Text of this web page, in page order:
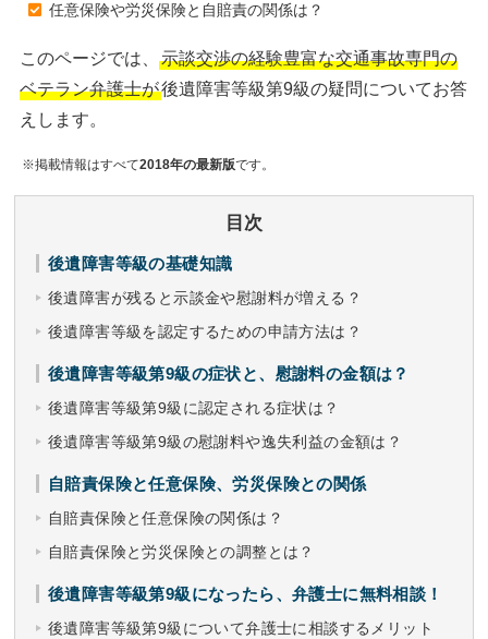
任意保険や労災保険と自賠責の関係は？
このページでは、
示談交渉の経験豊富な交通事故専門の
ベテラン弁護士が後遺障害等級第9級の疑問についてお答
えします。
※掲載情報はすべて2018年の最新版です。
目次
後遺障害等級の基礎知識
後遺障害が残ると示談金や慰謝料が増える？
後遺障害等級を認定するための申請方法は？
後遺障害等級第9級の症状と、慰謝料の金額は？
後遺障害等級第9級に認定される症状は？
後遺障害等級第9級の慰謝料や逸失利益の金額は？
自賠責保険と任意保険、労災保険との関係
自賠責保険と任意保険の関係は？
自賠責保険と労災保険との調整とは？
後遺障害等級第9級になったら、弁護士に無料相談！
後遺障害等級第9級について弁護士に相談するメリット